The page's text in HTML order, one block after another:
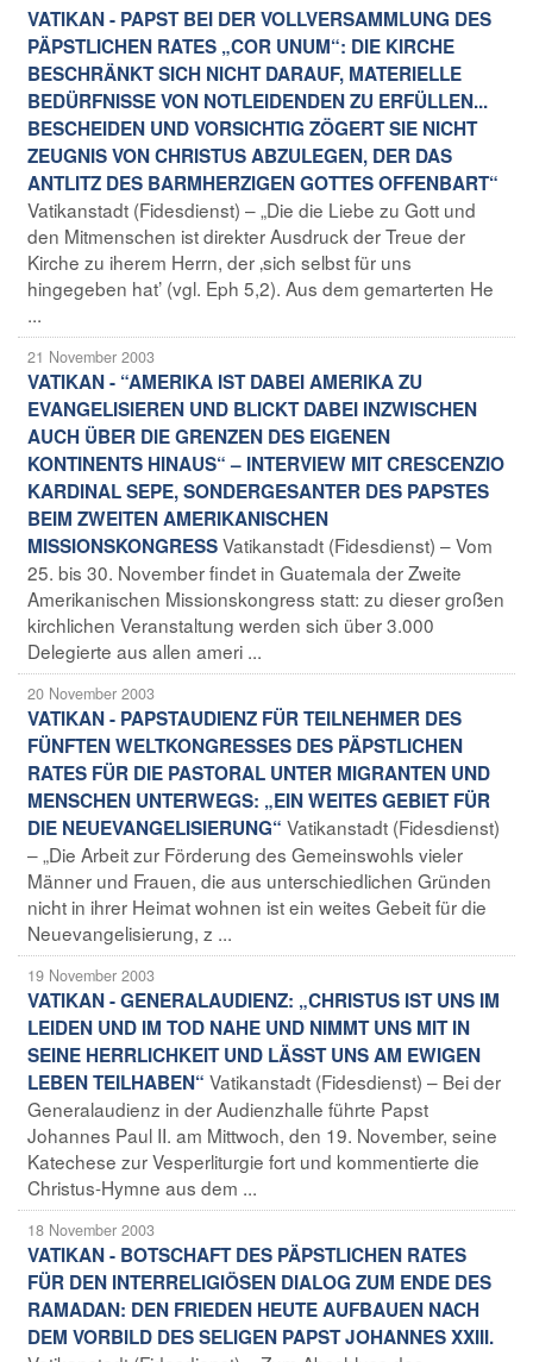
VATIKAN - PAPST BEI DER VOLLVERSAMMLUNG DES
PÄPSTLICHEN RATES „COR UNUM“: DIE KIRCHE
BESCHRÄNKT SICH NICHT DARAUF, MATERIELLE
BEDÜRFNISSE VON NOTLEIDENDEN ZU ERFÜLLEN...
BESCHEIDEN UND VORSICHTIG ZÖGERT SIE NICHT
ZEUGNIS VON CHRISTUS ABZULEGEN, DER DAS
ANTLITZ DES BARMHERZIGEN GOTTES OFFENBART“
Vatikanstadt (Fidesdienst) – „Die die Liebe zu Gott und
den Mitmenschen ist direkter Ausdruck der Treue der
Kirche zu iherem Herrn, der ‚sich selbst für uns
hingegeben hat’ (vgl. Eph 5,2). Aus dem gemarterten He
...
21 November 2003
VATIKAN - “AMERIKA IST DABEI AMERIKA ZU
EVANGELISIEREN UND BLICKT DABEI INZWISCHEN
AUCH ÜBER DIE GRENZEN DES EIGENEN
KONTINENTS HINAUS“ – INTERVIEW MIT CRESCENZIO
KARDINAL SEPE, SONDERGESANTER DES PAPSTES
BEIM ZWEITEN AMERIKANISCHEN
MISSIONSKONGRESSVatikanstadt (Fidesdienst) – Vom
25. bis 30. November findet in Guatemala der Zweite
Amerikanischen Missionskongress statt: zu dieser großen
kirchlichen Veranstaltung werden sich über 3.000
Delegierte aus allen ameri ...
20 November 2003
VATIKAN - PAPSTAUDIENZ FÜR TEILNEHMER DES
FÜNFTEN WELTKONGRESSES DES PÄPSTLICHEN
RATES FÜR DIE PASTORAL UNTER MIGRANTEN UND
MENSCHEN UNTERWEGS: „EIN WEITES GEBIET FÜR
DIE NEUEVANGELISIERUNG“ Vatikanstadt (Fidesdienst)
– „Die Arbeit zur Förderung des Gemeinswohls vieler
Männer und Frauen, die aus unterschiedlichen Gründen
nicht in ihrer Heimat wohnen ist ein weites Gebeit für die
Neuevangelisierung, z ...
19 November 2003
VATIKAN - GENERALAUDIENZ: „CHRISTUS IST UNS IM
LEIDEN UND IM TOD NAHE UND NIMMT UNS MIT IN
SEINE HERRLICHKEIT UND LÄSST UNS AM EWIGEN
LEBEN TEILHABEN“ Vatikanstadt (Fidesdienst) – Bei der
Generalaudienz in der Audienzhalle führte Papst
Johannes Paul II. am Mittwoch, den 19. November, seine
Katechese zur Vesperliturgie fort und kommentierte die
Christus-Hymne aus dem ...
18 November 2003
VATIKAN - BOTSCHAFT DES PÄPSTLICHEN RATES
FÜR DEN INTERRELIGIÖSEN DIALOG ZUM ENDE DES
RAMADAN: DEN FRIEDEN HEUTE AUFBAUEN NACH
DEM VORBILD DES SELIGEN PAPST JOHANNES XXIII.